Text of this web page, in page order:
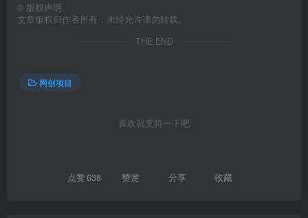
© 版权声明
文章版权归作者所有，未经允许请勿转载。
THE END
网创项目
喜欢就支持一下吧
点赞638 赞赏 分享 收藏